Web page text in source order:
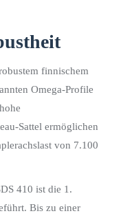
finnischem
Omega-Profile
Sattel ermöglichen
von 7.100
410 ist die 1.
Bis zu einer